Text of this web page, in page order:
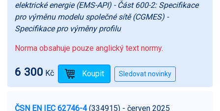
elektrické energie (EMS-API) - Část 600-2: Specifikace
pro výměnu modelu společné sítě (CGMES) -
Specifikace pro výměny profilu
Norma obsahuje pouze anglický text normy.
6 300 Kč
ČSN EN IEC 62746-4(334915) - červen 2025